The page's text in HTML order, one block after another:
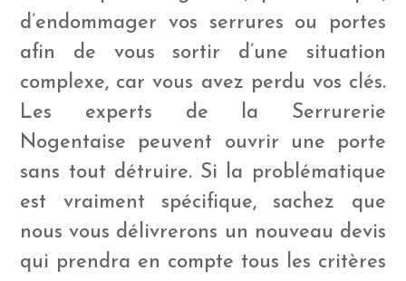
d’endommager vos serrures ou portes
afin de vous sortir d’une situation
complexe, car vous avez perdu vos clés.
Les experts de la Serrurerie
Nogentaise peuvent ouvrir une porte
sans tout détruire. Si la problématique
est vraiment spécifique, sachez que
nous vous délivrerons un nouveau devis
qui prendra en compte tous les critères